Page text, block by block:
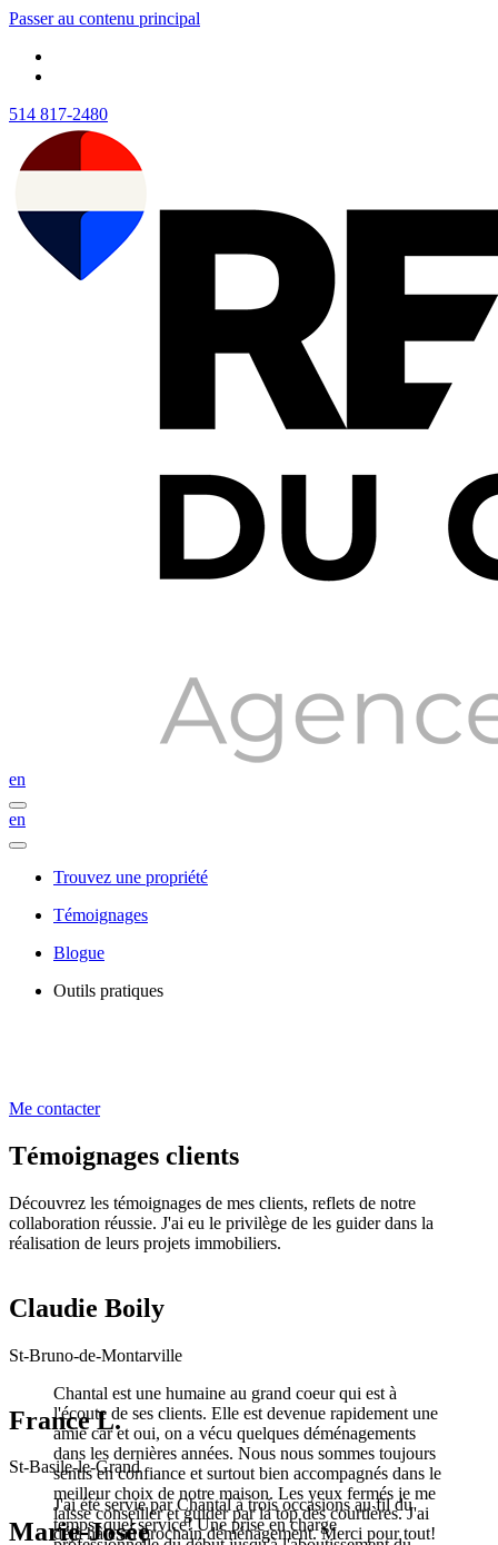
Passer au contenu principal
514 817-2480
en
en
Trouvez une propriété
Témoignages
Blogue
Outils pratiques
Me contacter
Témoignages clients
Découvrez les témoignages de mes clients, reflets de notre
collaboration réussie. J'ai eu le privilège de les guider dans la
réalisation de leurs projets immobiliers.
Claudie Boily
St-Bruno-de-Montarville
Chantal est une humaine au grand coeur qui est à
l'écoute de ses clients. Elle est devenue rapidement une
amie car et oui, on a vécu quelques déménagements
dans les dernières années. Nous nous sommes toujours
sentis en confiance et surtout bien accompagnés dans le
meilleur choix de notre maison. Les yeux fermés je me
laisse conseiller et guider par la top des courtières. J'ai
déjà hâte au prochain déménagement. Merci pour tout!
France L.
St-Basile-le-Grand
J'ai été servie par Chantal à trois occasions au fil du
temps, quel service! Une prise en charge
Marie-Josée